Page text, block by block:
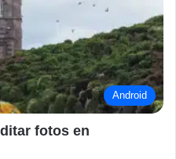
Android
fotos en